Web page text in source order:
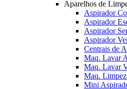
Aparelhos de
Aspirador
Aspirador
Aspirador
Aspirador
Centrais de
Maq. Lavar
Maq. Lavar
Maq.
Mini